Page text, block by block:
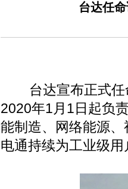
台达任
台达宣布正式任
2020年1月1日起负
能制造、网络能源
电通持续为工业级